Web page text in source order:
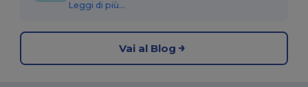
Leggi di più...
Vai al Blog